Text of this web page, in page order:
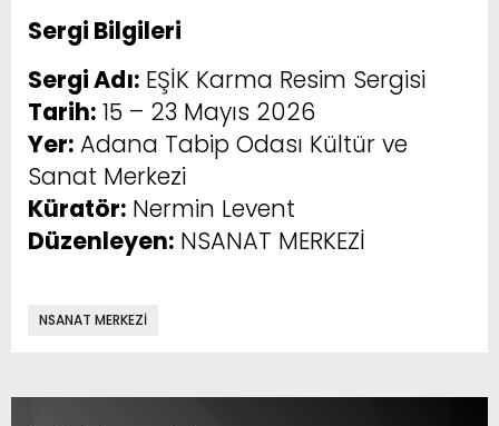
Sergi Bilgileri
Sergi Adı: EŞİK Karma Resim Sergisi
Tarih: 15 – 23 Mayıs 2026
Yer: Adana Tabip Odası Kültür ve
Sanat Merkezi
Küratör: Nermin Levent
Düzenleyen: NSANAT MERKEZİ
NSANAT MERKEZİ